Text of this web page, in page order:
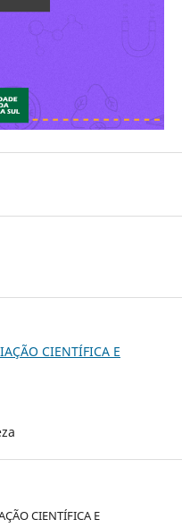
CIENTÍFICA E
CIENTÍFICA E